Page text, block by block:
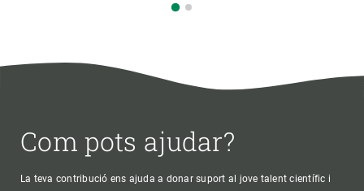
Com pots ajudar?
La teva contribució ens ajuda a donar suport al jove talent científic i